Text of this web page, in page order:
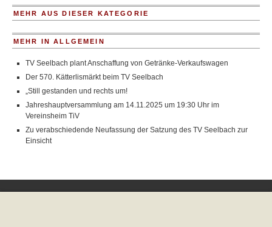
MEHR AUS DIESER KATEGORIE
MEHR IN ALLGEMEIN
TV Seelbach plant Anschaffung von Getränke-Verkaufswagen
Der 570. Kätterlismärkt beim TV Seelbach
„Still gestanden und rechts um!
Jahreshauptversammlung am 14.11.2025 um 19:30 Uhr im
Vereinsheim TiV
Zu verabschiedende Neufassung der Satzung des TV Seelbach zur
Einsicht